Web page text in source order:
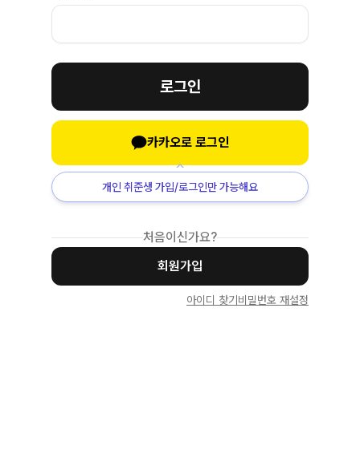
로그인
카카오로 로그인
개인 취준생 가입/로그인만 가능해요
처음이신가요?
회원가입
아이디 찾기 비밀번호 재설정